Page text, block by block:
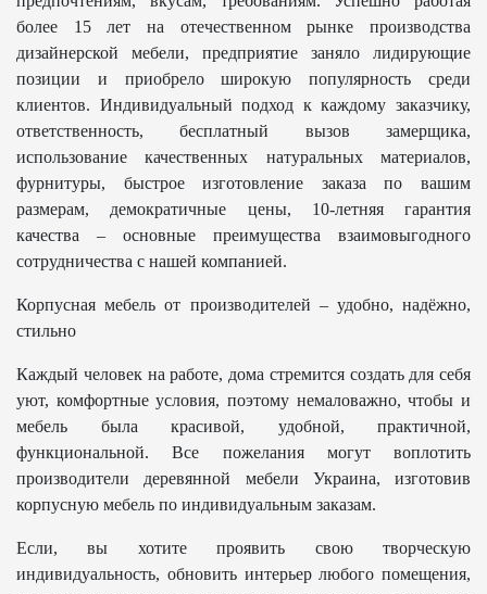
более 15 лет на отечественном рынке производства
дизайнерской мебели, предприятие заняло лидирующие
позиции и приобрело широкую популярность среди
клиентов. Индивидуальный подход к каждому заказчику,
ответственность, бесплатный вызов замерщика,
использование качественных натуральных материалов,
фурнитуры, быстрое изготовление заказа по вашим
размерам, демократичные цены, 10-летняя гарантия
качества – основные преимущества взаимовыгодного
сотрудничества с нашей компанией.
Корпусная мебель от производителей – удобно, надёжно,
стильно
Каждый человек на работе, дома стремится создать для себя
уют, комфортные условия, поэтому немаловажно, чтобы и
мебель была красивой, удобной, практичной,
функциональной. Все пожелания могут воплотить
производители деревянной мебели Украина, изготовив
корпусную мебель по индивидуальным заказам.
Если, вы хотите проявить свою творческую
индивидуальность, обновить интерьер любого помещения,